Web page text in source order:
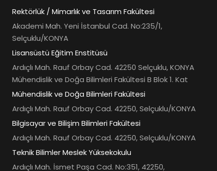
Rektörlük / Mimarlık ve Tasarım Fakültesi
Akademi Mah. Yeni İstanbul Cad. No:235/1,
Selçuklu/KONYA
Lisansüstü Eğitim Enstitüsü
Ardıçlı Mah. Rauf Orbay Cad. 42250 Selçuklu, KONYA
Mühendislik ve Doğa Bilimleri Fakültesi B Blok 1. Kat
Mühendislik ve Doğa Bilimleri Fakültesi
Ardıçlı Mah. Rauf Orbay Cad. 42250, Selçuklu/KONYA
Bilgisayar ve Bilişim Bilimleri Fakültesi
Ardıçlı Mah. Rauf Orbay Cad. 42250, Selçuklu/KONYA
Teknik Bilimler Meslek Yüksekokulu
Ardıçlı Mah. İsmet Paşa Cad. No:351, 42250,